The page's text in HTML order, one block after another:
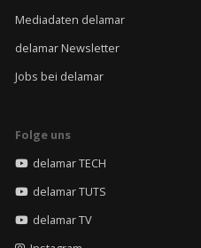
Mediadaten delamar
delamar Newsletter
Jobs bei delamar
Folge uns
delamar TECH
delamar TUTS
delamar TV